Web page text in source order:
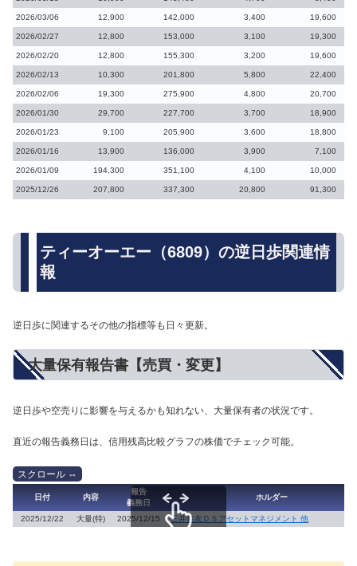
2026/03/06 12,900 142,000 3,400 19,600
2026/02/27 12,800 153,000 3,100 19,300
2026/02/20 12,800 155,300 3,200 19,600
2026/02/13 10,300 201,800 5,800 22,400
2026/02/06 19,300 275,900 4,800 20,700
2026/01/30 29,700 227,700 3,700 18,900
2026/01/23 9,100 205,900 3,600 18,800
2026/01/16 13,900 136,000 3,900 7,100
2026/01/09 194,300 351,100 4,100 10,000
2025/12/26 207,800 337,300 20,800 91,300
ティーオーエー（6809）の逆日歩関連情
報
逆日歩に関連するその他の指標等も日々更新。
大量保有報告書【売買・変更】
逆日歩や空売りに影響を与えるかも知れない、大量保有者の状況です。
直近の報告義務日は、信用残高比較グラフの株価でチェック可能。
日付 内容
報告
義務日
ホルダー
2025/12/22 大量(特) 2025/12/15 三井住友ＤＳアセットマネジメント 他